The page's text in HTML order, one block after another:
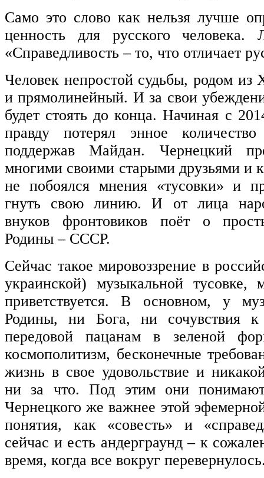
Само это слово как нельзя лучше
ценность для русского человека.
«Справедливость – то, что отличает
Человек непростой судьбы, родом из
и прямолинейный. И за свои
будет стоять до конца. Начиная с
правду потерял энное
поддержав Майдан. Чернецкий
многими своими старыми друзьями и
не побоялся мнения «тусовки» и
гнуть свою линию. И от лица
внуков фронтовиков поёт о
Родины – СССР.
Сейчас такое мировоззрение в
украинской) музыкальной тусовке,
приветствуется. В основном, у
Родины, ни Бога, ни сочувствия
передовой пацанам в зеленой
космополитизм, бесконечные
жизнь в свое удовольствие и
ни за что. Под этим они
Чернецкого же важнее этой
понятия, как «совесть» и
сейчас и есть андерграунд – к
время, когда все вокруг